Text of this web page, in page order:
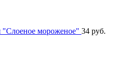
"Слоеное мороженое" 34 руб.